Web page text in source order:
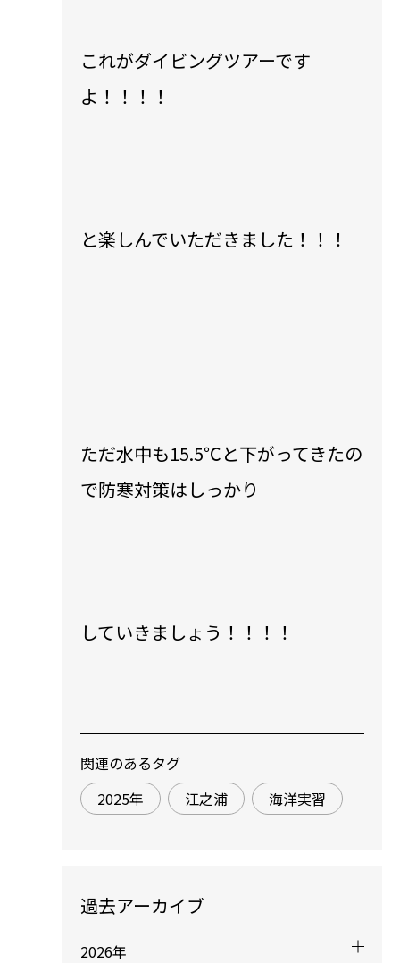
これがダイビングツアーです
よ！！！！
と楽しんでいただきました！！！
ただ水中も15.5℃と下がってきたの
で防寒対策はしっかり
していきましょう！！！！
関連のあるタグ
2025年
江之浦 海洋実習
過去アーカイブ
2026年